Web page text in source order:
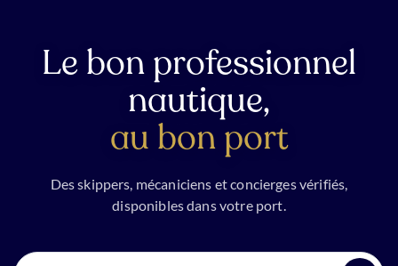
Le bon professionnel
nautique,
au bon port
Des skippers, mécaniciens et concierges vérifiés,
disponibles dans votre port.